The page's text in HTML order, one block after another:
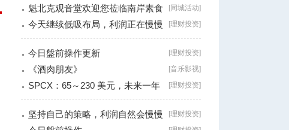
8000？
[同城活动]
魁北克观音堂欢迎您莅临南岸素食
分享会！
[理财投资]
今天继续低吸布局，利润正在慢慢
兑现！
[理财投资]
今日盤前操作更新
[音乐影视]
《酒肉朋友》
[理财投资]
SPCX：65～230 美元，未来一年
最大的机会？
[理财投资]
坚持自己的策略，利润自然会慢慢
累积！